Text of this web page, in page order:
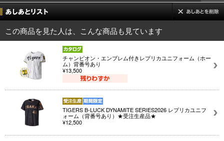
この商品を見た人は、こんな商品も見ています
チャンピオン・エンブレム付きレプリカユニフォーム（ホー
ム）背番号あり
¥13,500
TIGERS B-LUCK DYNAMITE SERIES2026 レプリカユニフ
ォーム（背番号あり）★受注生産品★
¥12,500